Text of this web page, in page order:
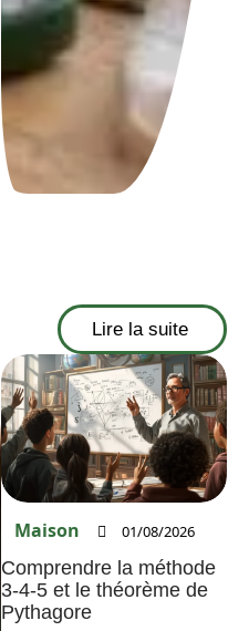
Lire la suite
Maison 01/08/2026
Comprendre la méthode
3-4-5 et le théorème de
Pythagore